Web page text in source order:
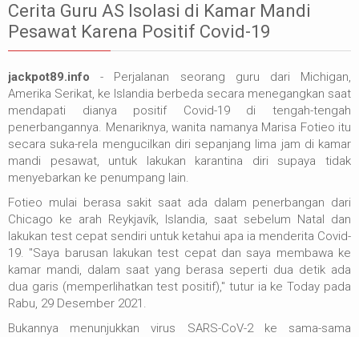
Cerita Guru AS Isolasi di Kamar Mandi
Pesawat Karena Positif Covid-19
jackpot89.info - Perjalanan seorang guru dari Michigan,
Amerika Serikat, ke Islandia berbeda secara menegangkan saat
mendapati dianya positif Covid-19 di tengah-tengah
penerbangannya. Menariknya, wanita namanya Marisa Fotieo itu
secara suka-rela mengucilkan diri sepanjang lima jam di kamar
mandi pesawat, untuk lakukan karantina diri supaya tidak
menyebarkan ke penumpang lain.
Fotieo mulai berasa sakit saat ada dalam penerbangan dari
Chicago ke arah Reykjavík, Islandia, saat sebelum Natal dan
lakukan test cepat sendiri untuk ketahui apa ia menderita Covid-
19. "Saya barusan lakukan test cepat dan saya membawa ke
kamar mandi, dalam saat yang berasa seperti dua detik ada
dua garis (memperlihatkan test positif)," tutur ia ke Today pada
Rabu, 29 Desember 2021.
Bukannya menunjukkan virus SARS-CoV-2 ke sama-sama